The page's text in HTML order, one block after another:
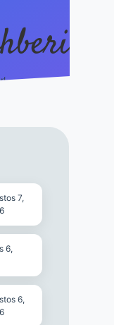
7,
6,
6,
vdcasino giriş